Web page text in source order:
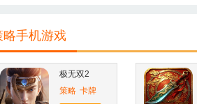
略手机游戏
极无双2
策略 卡牌